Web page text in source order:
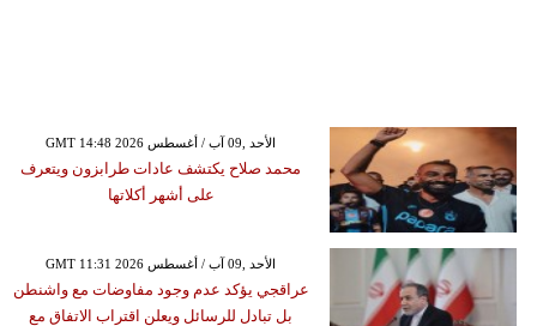
GMT 14:48 2026 الأحد ,09 آب / أغسطس
محمد صلاح يكتشف عادات طرابزون ويتعرف
على أشهر أكلاتها
GMT 11:31 2026 الأحد ,09 آب / أغسطس
عراقجي يؤكد عدم وجود مفاوضات مع واشنطن
بل تبادل للرسائل ويعلن اقتراب الاتفاق مع